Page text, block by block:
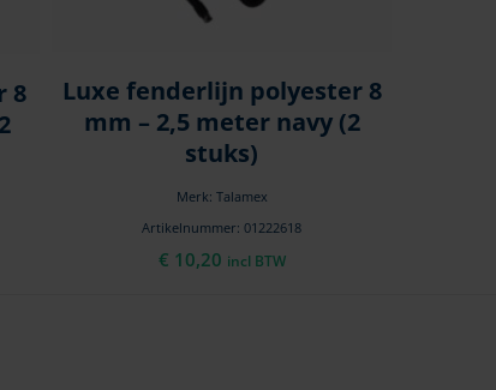
8
Luxe fenderlijn polyester 8
mm – 2,5 meter navy (2
stuks)
Merk: Talamex
Artikelnummer: 01222618
€ 10,20 incl BTW